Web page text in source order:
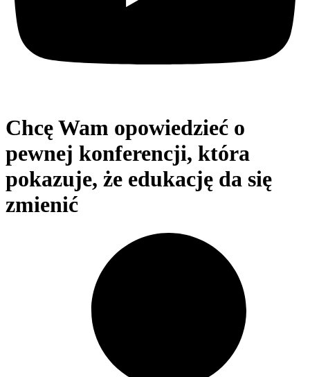
Chcę Wam opowiedzieć o
pewnej konferencji, która
pokazuje, że edukację da się
zmienić